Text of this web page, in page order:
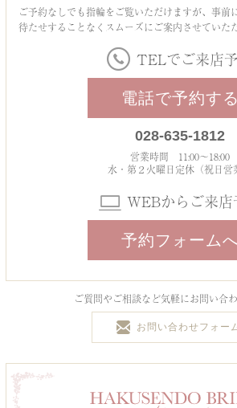
ご予約なしでも指輪をご覧いただけますが、事前
待たせすることなくスムーズにご案内させていた
TELでご来店
電話で予約する
028-635-1812
営業時間 11:00～18:00
水・第２火曜日定休（祝日営
WEBからご来店
予約フォーム
ご質問やご相談など気軽にお問い合
お問い合わせフォー